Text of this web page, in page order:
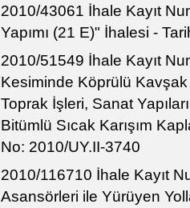
2010/43061 İhale Kayıt
Yapımı (21 E)" İhalesi -
2010/51549 İhale Kayıt
Kesiminde Köprülü
Toprak İşleri, Sanat
Bitümlü Sıcak Karışım
No: 2010/UY.II-3740
2010/116710 İhale Kayıt
Asansörleri ile Yürüyen